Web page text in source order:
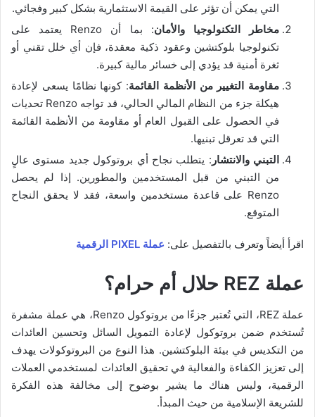
التي يمكن أن تؤثر على القيمة الاستثمارية بشكل كبير وفجائي.
مخاطر التكنولوجيا والأمان
: بما أن Renzo يعتمد على
تكنولوجيا بلوكتشين وعقود ذكية معقدة، فإن أي خلل تقني أو
ثغرة أمنية قد يؤدي إلى خسائر مالية كبيرة.
مقاومة التغيير من الأنظمة القائمة: كونها نظامًا يسعى لإعادة
هيكلة جزء من النظام المالي الحالي، قد تواجه Renzo تحديات
في الحصول على القبول العام أو مقاومة من الأنظمة القائمة
التي قد تعرقل تبنيها.
التبني والانتشار : يتطلب نجاح أي بروتوكول جديد مستوى عالٍ
من التبني من قبل المستخدمين والمطورين. إذا لم يحصل
Renzo على قاعدة مستخدمين واسعة، فقد لا يحقق النجاح
المتوقع.
اقرأ أيضاً وتعرف بالتفصيل على: عملة PIXEL الرقمية
عملة REZ حلال أم حرام؟
عملة REZ، التي تُعتبر جزءًا من بروتوكول Renzo، هي عملة مشفرة
تُستخدم ضمن بروتوكول لإعادة التمويل السائل وتحسين العائدات
من التكديس في بيئة البلوكتشين. هذا النوع من البروتوكولات يهدف
إلى تعزيز الكفاءة والفعالية في تحقيق العائدات لمستخدمي العملات
الرقمية، وليس هناك ما يشير بوضوح إلى مخالفة هذه الفكرة
للشريعة الإسلامية من حيث المبدأ.